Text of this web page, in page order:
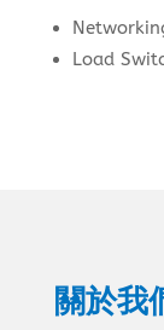
Load
關於我